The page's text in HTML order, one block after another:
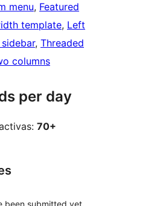
menu, Featured
template, Left
, Threaded
columns
per day
70+
been submitted yet.